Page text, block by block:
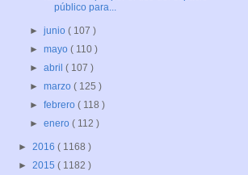
público para...
►junio( 107 )
►mayo( 110 )
►abril( 107 )
►marzo( 125 )
►febrero( 118 )
►enero( 112 )
► 2016 ( 1168 )
► 2015 ( 1182 )